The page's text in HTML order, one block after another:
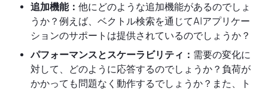
追加機能： 他にどのような追加機能があるのでしょ
うか？例えば、ベクトル検索を通じてAIアプリケー
ションのサポートは提供されているのでしょうか？
パフォーマンスとスケーラビリティ： 需要の変化に
対して、どのように応答するのでしょうか？負荷が
かかっても問題なく動作するでしょうか？また、ト